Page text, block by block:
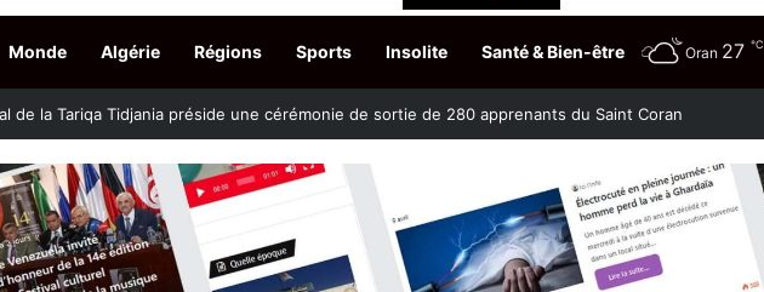
Monde Algérie Régions Sports Insolite Santé & Bien-être Oran 27 ℃
: les autobus de plus de 30 ans progressivement retirés de la circulation